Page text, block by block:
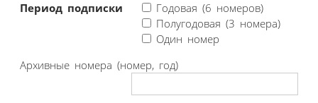
Период подписки
Годовая (6 номеров)
Полугодовая (3 номера)
Один номер
Архивные номера (номер, год)